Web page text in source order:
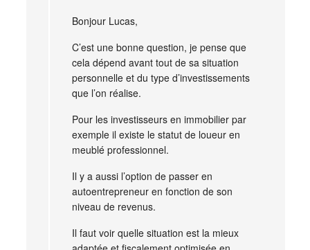
Bonjour Lucas,
C’est une bonne question, je pense que
cela dépend avant tout de sa situation
personnelle et du type d’investissements
que l’on réalise.
Pour les investisseurs en immobilier par
exemple il existe le statut de loueur en
meublé professionnel.
Il y a aussi l’option de passer en
autoentrepreneur en fonction de son
niveau de revenus.
Il faut voir quelle situation est la mieux